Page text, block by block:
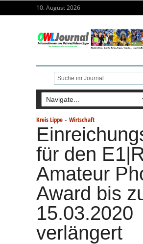
10. August 2026
Kreis Lippe - Wirtschaft
für den
Amateur
Award bis
15.03.2020
verlängert